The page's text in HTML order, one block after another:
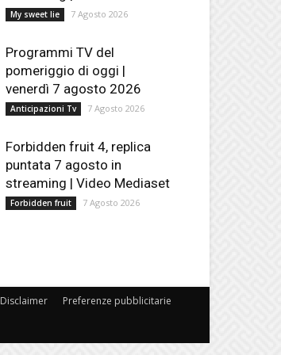
My sweet lie 7 Agosto 2026
Programmi TV del
pomeriggio di oggi |
venerdì 7 agosto 2026
Anticipazioni Tv 7 Agosto 2026
Forbidden fruit 4, replica
puntata 7 agosto in
streaming | Video Mediaset
Forbidden fruit 7 Agosto 2026
Disclaimer Preferenze pubblicitarie